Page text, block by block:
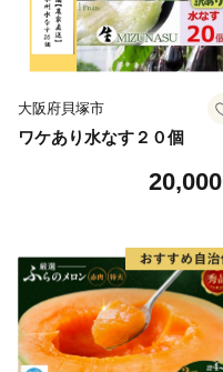
大阪府貝塚市
ワケあり水なす２０個
20,000